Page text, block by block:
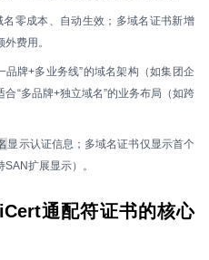
零成本、自动生效；多域名证书新增
费用。
品牌+多业务线”的域名架构（如集团企
“多品牌+独立域名”的业务布局（如跨
显示认证信息；多域名证书仅显示首个
扩展显示）。
通配符证书的核心